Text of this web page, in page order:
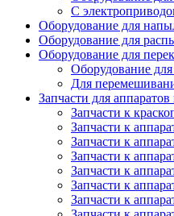
C
Оборудование для
Оборудование для
Оборудование для
Оборудование
Для
Запчасти для аппаратов
Запчасти к
Запчасти к
Запчасти к
Запчасти к
Запчасти к
Запчасти к
Запчасти к